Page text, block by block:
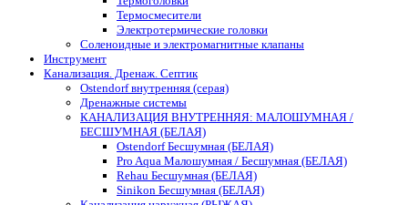
Термосмесители
Электротермические головки
Соленоидные и электромагнитные клапаны
Инструмент
Канализация. Дренаж. Септик
Ostendorf внутренняя (серая)
Дренажные системы
КАНАЛИЗАЦИЯ ВНУТРЕННЯЯ: МАЛОШУМНАЯ /
БЕСШУМНАЯ (БЕЛАЯ)
Ostendorf Бесшумная (БЕЛАЯ)
Pro Aqua Малошумная / Бесшумная (БЕЛАЯ)
Rehau Бесшумная (БЕЛАЯ)
Sinikon Бесшумная (БЕЛАЯ)